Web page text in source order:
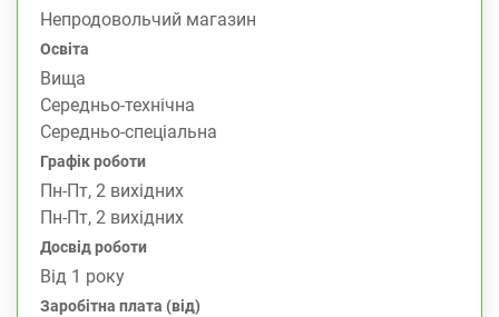
Непродовольчий магазин
Освіта
Вища
Середньо-технічна
Середньо-спеціальна
Графік роботи
Пн-Пт, 2 вихідних
Пн-Пт, 2 вихідних
Досвід роботи
Від 1 року
Заробітна плата (від)